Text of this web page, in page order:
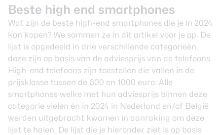
Beste high end smartphones
Wat zijn de beste high-end smartphones die je in 2024
kon kopen? We sommen ze in dit artikel voor je op. De
lijst is opgedeeld in drie verschillende categorieën,
deze zijn op basis van de adviesprijs van de telefoons.
High-end telefoons zijn toestellen die vallen in de
prijsklasse tussen de 600 en 1000 euro. Alle
smartphones welke met hun adviesprijs binnen deze
categorie vielen én in 2024 in Nederland en/of België
werden uitgebracht kwamen in aanraking om deze
lijst te halen. De lijst die je hieronder ziet is op basis